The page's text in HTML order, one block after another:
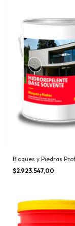
Bloques y Piedras
$2.923.547,00